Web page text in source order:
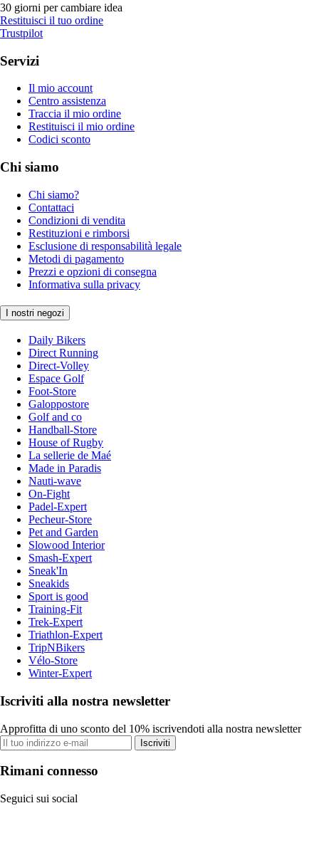
30 giorni per cambiare idea
Restituisci il tuo ordine
Trustpilot
Servizi
Il mio account
Centro assistenza
Traccia il mio ordine
Restituisci il mio ordine
Codici sconto
Chi siamo
Chi siamo?
Contattaci
Condizioni di vendita
Restituzioni e rimborsi
Esclusione di responsabilità legale
Metodi di pagamento
Prezzi e opzioni di consegna
Informativa sulla privacy
I nostri negozi
Daily Bikers
Direct Running
Direct-Volley
Espace Golf
Foot-Store
Galoppostore
Golf and co
Handball-Store
House of Rugby
La sellerie de Maé
Made in Paradis
Nauti-wave
On-Fight
Padel-Expert
Pecheur-Store
Pet and Garden
Slowood Interior
Smash-Expert
Sneak'In
Sneakids
Sport is good
Training-Fit
Trek-Expert
Triathlon-Expert
TripNBikers
Vélo-Store
Winter-Expert
Iscriviti alla nostra newsletter
Approfitta di uno sconto del 10% iscrivendoti alla nostra newsletter
Iscriviti
Rimani connesso
Seguici sui social